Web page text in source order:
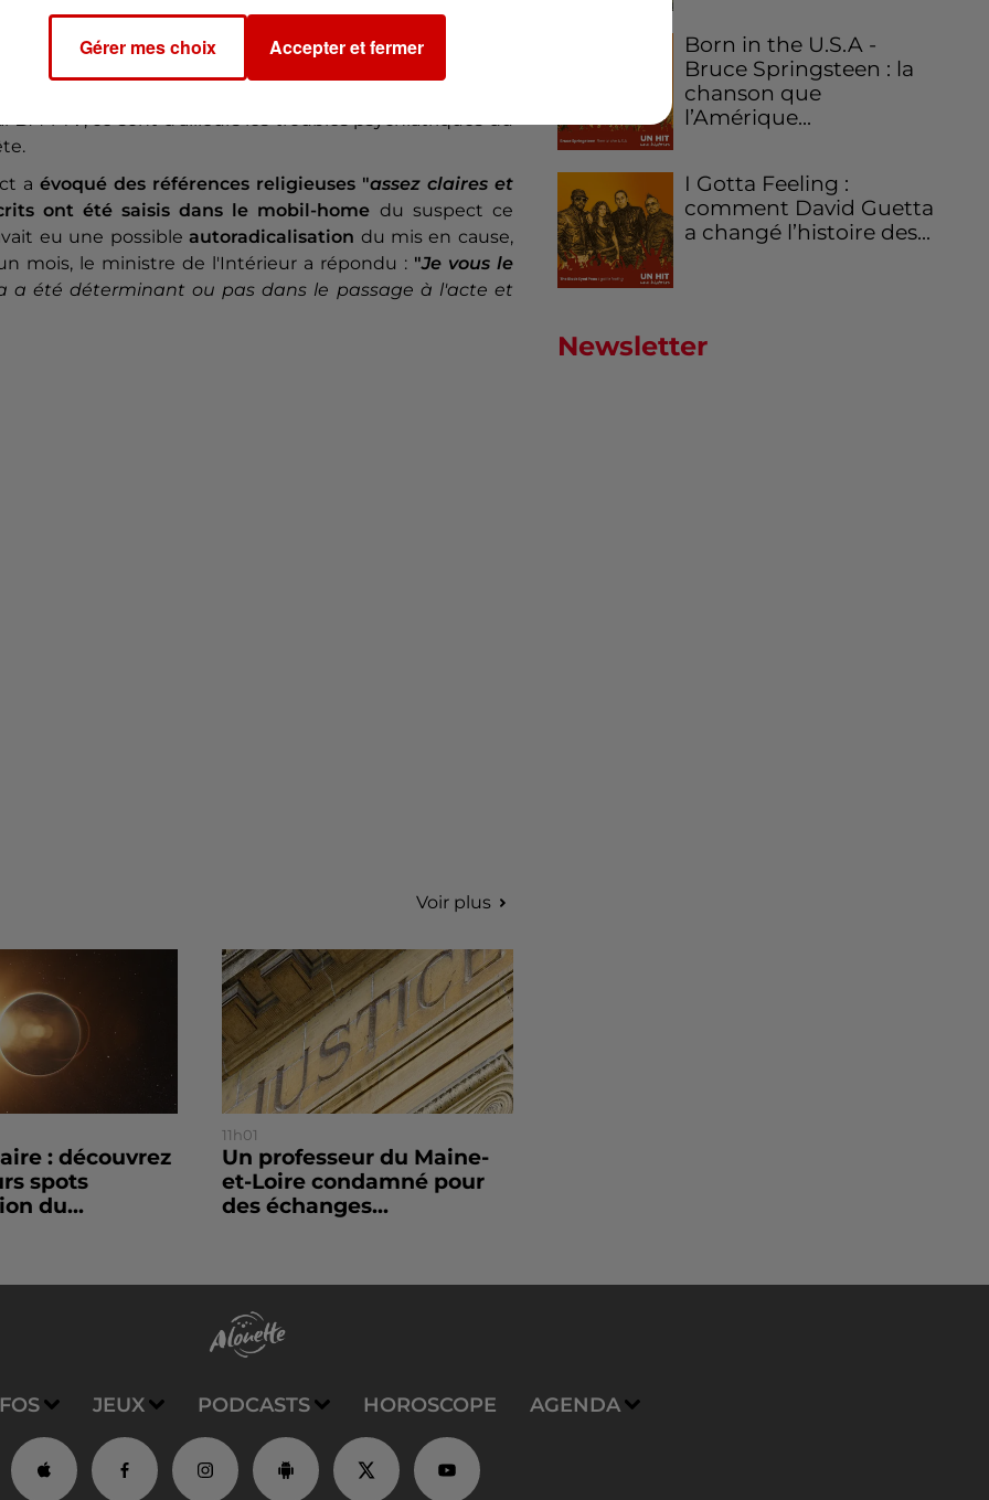
le confirmera", a ajouté le ministre de l'Intérieur.
aévoqué des références religieuses "assez claires et
ont été saisis dans le mobil-home du suspect ce
eu une possibleautoradicalisation du mis en cause,
mois, le ministre de l'Intérieur a répondu : "Je vous le
a été déterminant ou pas dans le passage à l'acte et
Born in the U.S.A -
Bruce Springsteen : la
chanson que
l’Amérique...
I Gotta Feeling :
comment David Guetta
a changé l’histoire des...
Newsletter
Voir plus
: découvrez
spots
du...
11h01
Un professeur du Maine-
et-Loire condamné pour
des échanges...
JEUX PODCASTS HOROSCOPE AGENDA
Gérer mes choix Accepter et fermer